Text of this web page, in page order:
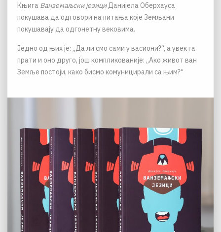
Књига Ванземаљски језициДанијела Оберхауса
покушава да одговори на питања које Земљани
покушавају да одгонетну вековима.
Једно од њих је: „Да ли смо сами у васиони?“, а увек га
прати и оно друго, још компликованије: „Ако живот ван
Земље постоји, како бисмо комуницирали са њим?“